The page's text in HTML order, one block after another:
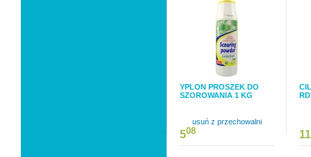
YPLON PROSZEK DO
SZOROWANIA 1 KG
usuń z przechowalni
508 11